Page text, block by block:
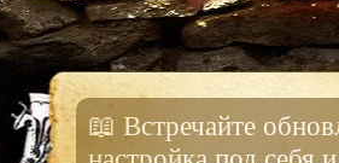
📖 Встречайте